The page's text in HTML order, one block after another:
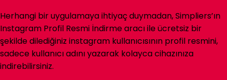
Herhangi bir uygulamaya ihtiyaç duymadan, Simpliers’ın
Instagram Profil Resmi İndirme aracı ile ücretsiz bir
şekilde dilediğiniz instagram kullanıcısının profil resmini,
sadece kullanıcı adını yazarak kolayca cihazınıza
indirebilirsiniz.